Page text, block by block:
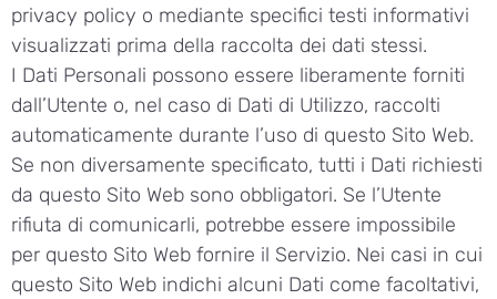
privacy policy o mediante specifici testi informativi
visualizzati prima della raccolta dei dati stessi.
I Dati Personali possono essere liberamente forniti
dall’Utente o, nel caso di Dati di Utilizzo, raccolti
automaticamente durante l’uso di questo Sito Web.
Se non diversamente specificato, tutti i Dati richiesti
da questo Sito Web sono obbligatori. Se l’Utente
rifiuta di comunicarli, potrebbe essere impossibile
per questo Sito Web fornire il Servizio. Nei casi in cui
questo Sito Web indichi alcuni Dati come facoltativi,